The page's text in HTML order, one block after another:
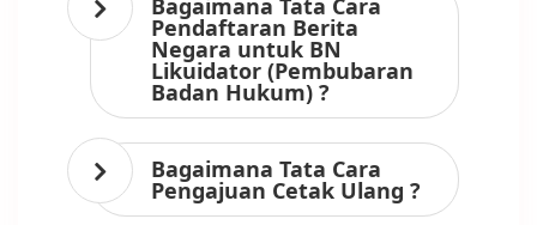
Pendaftaran Berita
Negara untuk BN
Likuidator (Pembubaran
Badan Hukum) ?
Bagaimana Tata Cara
Pengajuan Cetak Ulang ?